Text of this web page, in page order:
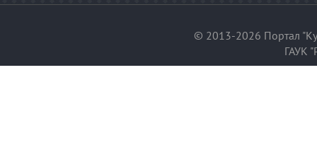
© 2013-2026 Портал
ГАУК